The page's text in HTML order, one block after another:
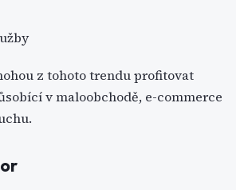
z tohoto trendu profitovat
v maloobchodě, e-commerce